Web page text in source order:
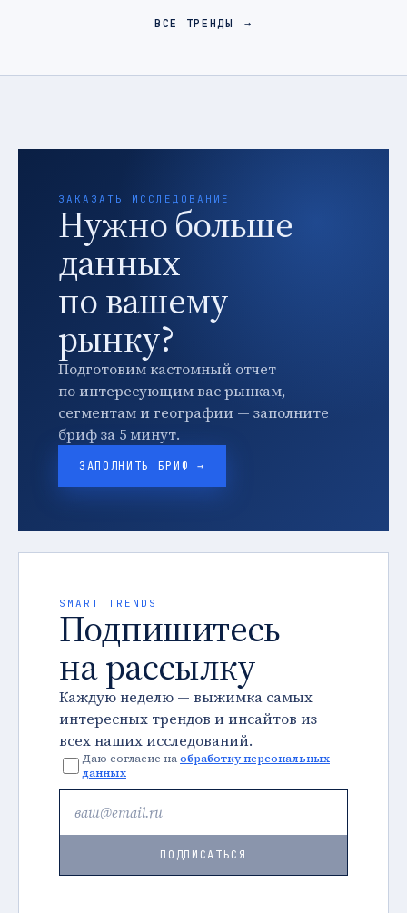
ВСЕ ТРЕНДЫ →
ЗАКАЗАТЬ ИССЛЕДОВАНИЕ
Нужно больше
данных
по вашему
рынку?
Подготовим кастомный отчет
по интересующим вас рынкам,
сегментам и географии — заполните
бриф за 5 минут.
ЗАПОЛНИТЬ БРИФ →
SMART TRENDS
Подпишитесь
на рассылку
Каждую неделю — выжимка самых
интересных трендов и инсайтов из
всех наших исследований.
Даю согласие наобработку персональных
данных
ПОДПИСАТЬСЯ